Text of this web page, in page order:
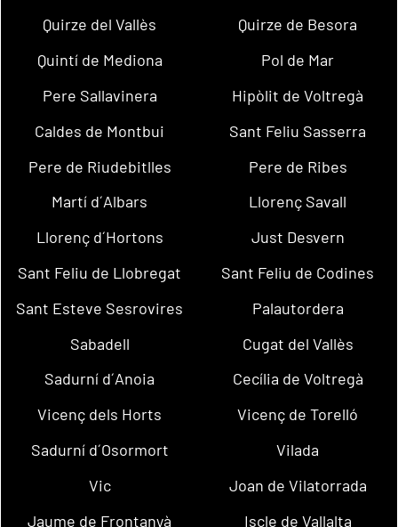
Quirze del Vallès
Quirze de Besora
Quintí de Mediona
Pol de Mar
Pere Sallavinera
Hipòlit de Voltregà
Caldes de Montbui
Sant Feliu Sasserra
Pere de Riudebitlles
Pere de Ribes
Martí d´Albars
Llorenç Savall
Llorenç d´Hortons
Just Desvern
Sant Feliu de Llobregat
Sant Feliu de Codines
Sant Esteve Sesrovires
Palautordera
Sabadell
Cugat del Vallès
Sadurní d´Anoia
Cecília de Voltregà
Vicenç dels Horts
Vicenç de Torelló
Sadurní d´Osormort
Vilada
Vic
Joan de Vilatorrada
Jaume de Frontanyà
Iscle de Vallalta